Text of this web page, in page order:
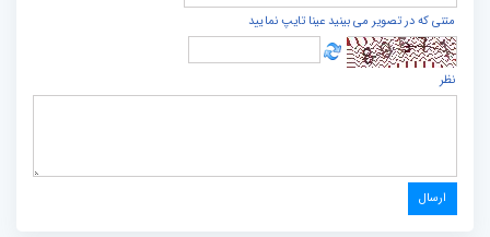
متنی که در تصویر می بینید عینا تایپ نمایید
نظر